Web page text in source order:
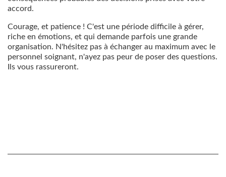
accord.
Courage, et patience ! C'est une période difficile à gérer,
riche en émotions, et qui demande parfois une grande
organisation. N'hésitez pas à échanger au maximum avec le
personnel soignant, n'ayez pas peur de poser des questions.
Ils vous rassureront.